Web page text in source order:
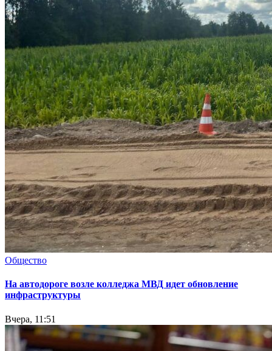
Общество
На автодороге возле колледжа МВД идет обновление
инфраструктуры
Вчера, 11:51